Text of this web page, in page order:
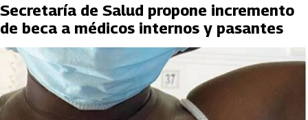
Secretaría de Salud propone incremento
de beca a médicos internos y pasantes